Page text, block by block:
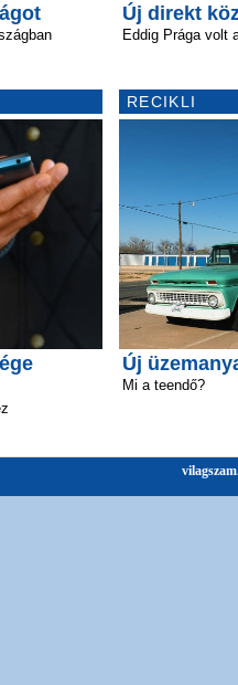
Új direkt
Eddig Prága volt
RECIKLI
Új
Mi a teendő?